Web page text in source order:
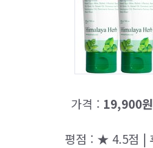
가격 : 19,900원
평점 : ★ 4.5점 |